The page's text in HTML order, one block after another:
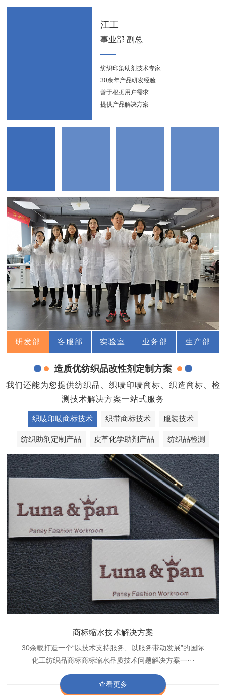
江工
事业部 副总
纺织印染助剂技术专家
30余年产品研发经验
善于根据用户需求
提供产品解决方案
研发部 客服部 实验室 业务部 生产部
造质优纺织品改性剂定制方案
我们还能为您提供纺织品、织唛印唛商标、织造商标、检
测技术解决方案一站式服务
织唛印唛商标技术 织带商标技术 服装技术
纺织助剂定制产品 皮革化学助剂产品 纺织品检测
商标抗染技术解决方案
博准30余载是中国守家纺织商标印染织唛化工商标抗染品质
技术问题解决方案定制专家,提供前处理,染色,印···
查看更多
织带商标缩水技术解决方案
博准是一家专注30余载设计研发织唛印唛商标、织带织带商
标缩水品质技术问题解决方案一站式服务提供商,匠···
查看更多
服装色差技术解决方案
博准30余载专注提供纺织品印唛、织唛织造服装色差品质问
题技术解决方案一站式服务商,以其精湛的技术,科···
查看更多
纺织品商标固色剂
博准经营多年是行业专业纺织品商标固色助剂,TJ-A622,TJ-
A622,FSD,FSE商标固色剂加···
查看更多
皮革湿摩擦增进剂
博准长期致力于皮革商标湿摩擦增进助剂TJ-A6588,湿摩擦
增进剂加工定制服务技术研究与应用,凭借丰···
查看更多